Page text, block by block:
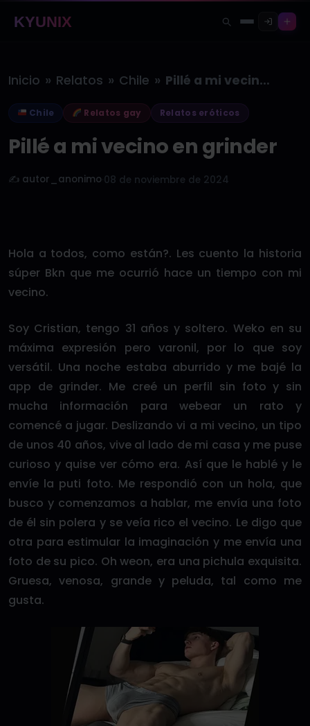
KYUNIX
Inicio » Relatos » Chile » Pillé a mi vecino en grinder
Chile Relatos gay Relatos eróticos
Pillé a mi vecino en grinder
✍️ autor_anonimo 08 de noviembre de 2024
Hola a todos, como están?. Les cuento la historia
súper Bkn que me ocurrió hace un tiempo con mi
vecino.
Soy Cristian, tengo 31 años y soltero. Weko en su
máxima expresión pero varonil, por lo que soy
versátil. Una noche estaba aburrido y me bajé la
app de grinder. Me creé un perfil sin foto y sin
mucha información para webear un rato y
comencé a jugar. Deslizando vi a mi vecino, un tipo
de unos 40 años, vive al lado de mi casa y me puse
curioso y quise ver cómo era. Así que le hablé y le
envíe la puti foto. Me respondió con un hola, que
busco y comenzamos a hablar, me envía una foto
de él sin polera y se veía rico el vecino. Le digo que
otra para estimular la imaginación y me envía una
foto de su pico. Oh weon, era una pichula exquisita.
Gruesa, venosa, grande y peluda, tal como me
gusta.